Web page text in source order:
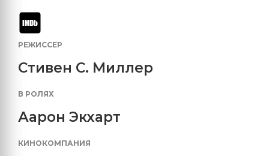
РЕЖИССЕР
Стивен С. Миллер
В РОЛЯХ
Аарон Экхарт
КИНОКОМПАНИЯ